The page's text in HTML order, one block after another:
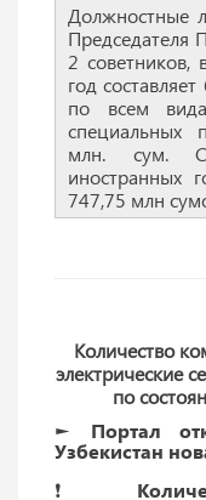
Должностные
Председателя
2 советников,
год
по всем
специальных
млн. сум.
иностранных
747,75 млн
Количество
электрические
по
► Портал
Узбекистан
❗️